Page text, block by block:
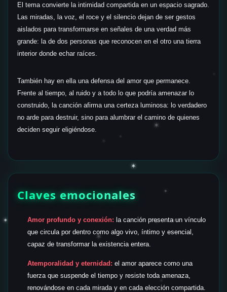
✶
✶
✶
✶
✶
✶
✶
✶
✶
El tema convierte la intimidad compartida en un espacio sagrado.
Las miradas, la voz, el roce y el silencio dejan de ser gestos
aislados para transformarse en señales de una verdad más
grande: la de dos personas que reconocen en el otro una tierra
interior donde echar raíces.
También hay en ella una defensa del amor que permanece.
Frente al tiempo, al ruido y a todo lo que podría amenazar lo
construido, la canción afirma una certeza luminosa: lo verdadero
no arde para destruir, sino para alumbrar el camino de quienes
deciden seguir eligiéndose.
Claves emocionales
Amor profundo y conexión: la canción presenta un vínculo
que circula por dentro como algo vivo, íntimo y esencial,
capaz de transformar la existencia entera.
Atemporalidad y eternidad: el amor aparece como una
fuerza que suspende el tiempo y resiste toda amenaza,
renovándose en cada mirada y en cada elección compartida.